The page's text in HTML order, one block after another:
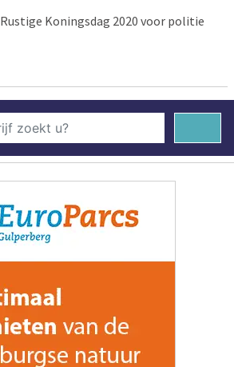
Rustige Koningsdag 2020 voor politie